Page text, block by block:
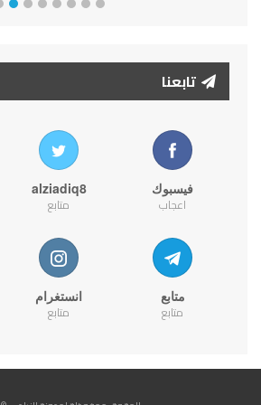
تابعنا
فيسبوك
اعجاب
alziadiq8
متابع
متابع
متابع
انستغرام
متابع